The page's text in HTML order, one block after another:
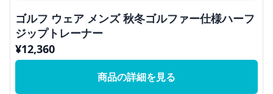
ゴルフ ウェア メンズ 秋冬ゴルファー仕様ハーフ
ジップトレーナー
¥12,360
商品の詳細を見る